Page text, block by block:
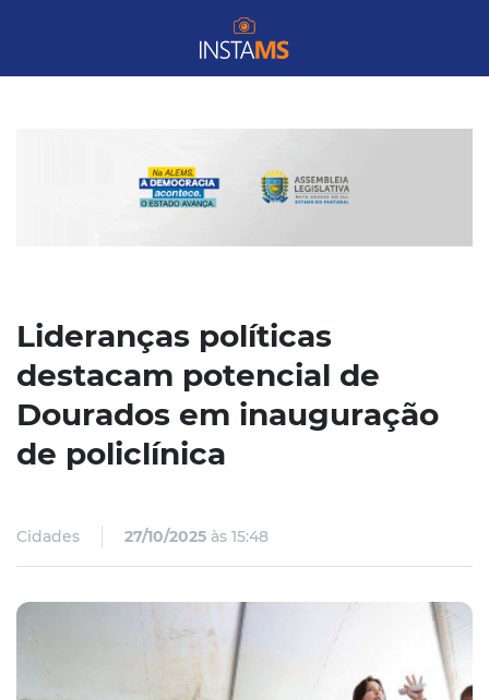
Lideranças políticas
destacam potencial de
Dourados em inauguração
de policlínica
Cidades 27/10/2025 às 15:48